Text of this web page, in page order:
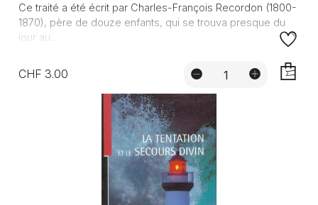
Ce traité a été écrit par Charles-François Recordon (1800-
1870), père de douze enfants, qui se trouva presque du
jour au...
CHF 3.00